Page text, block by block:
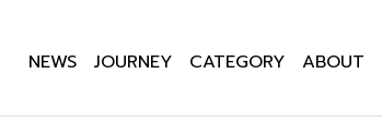
NEWS JOURNEY CATEGORY ABOUT